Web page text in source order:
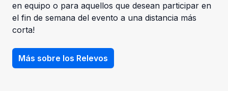
en equipo o para aquellos que desean participar en
el fin de semana del evento a una distancia más
corta!
Más sobre los Relevos